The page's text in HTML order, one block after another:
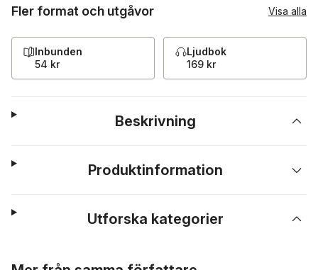
Fler format och utgåvor Visa alla
Inbunden
54 kr
Ljudbok
169 kr
Beskrivning
Produktinformation
Utforska kategorier